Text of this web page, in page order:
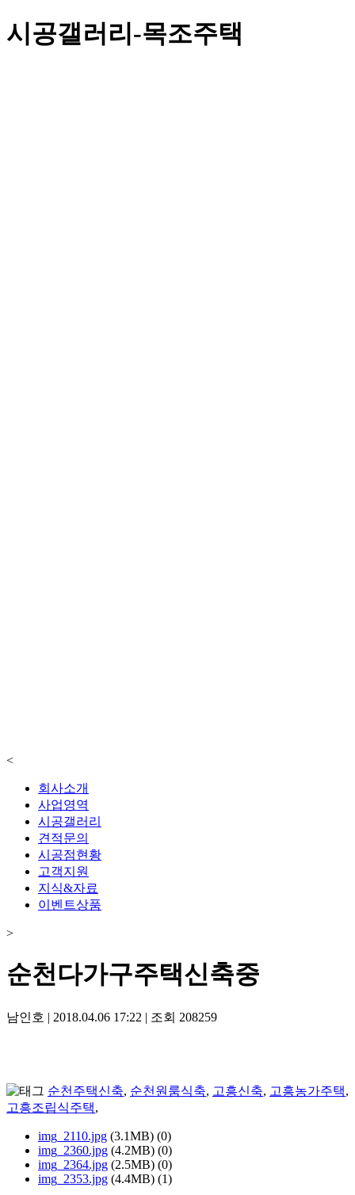
시공갤러리-목조주택
<
회사소개
사업영역
시공갤러리
견적문의
시공점현황
고객지원
지식&자료
이벤트상품
>
순천다가구주택신축중
남인호 | 2018.04.06 17:22 | 조회 208259
순천주택신축, 순천원룸식축, 고흥신축, 고흥농가주택,
고흥조립식주택,
img_2110.jpg (3.1MB) (0)
img_2360.jpg (4.2MB) (0)
img_2364.jpg (2.5MB) (0)
img_2353.jpg (4.4MB) (1)